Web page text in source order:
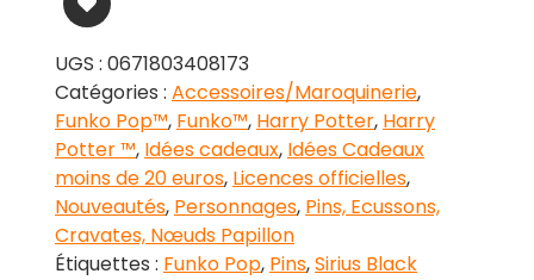
UGS : 0671803408173
Catégories : Accessoires/Maroquinerie,
Funko Pop™, Funko™, Harry Potter, Harry
Potter ™, Idées cadeaux, Idées Cadeaux
moins de 20 euros, Licences officielles,
Nouveautés, Personnages, Pins, Ecussons,
Cravates, Nœuds Papillon
Étiquettes : Funko Pop, Pins,Sirius Black